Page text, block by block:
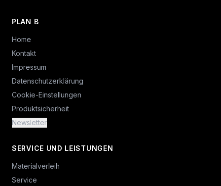
PLAN B
Home
Kontakt
Impressum
Datenschutzerklärung
Cookie-Einstellungen
Produktsicherheit
Newsletter
SERVICE UND LEISTUNGEN
Materialverleih
Service